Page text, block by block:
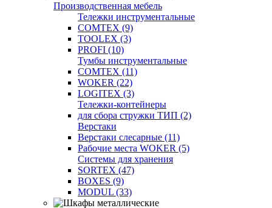
Производственная мебель
Тележки инструментальные
COMTEX (9)
TOOLEX (3)
PROFI (10)
Тумбы инструментальные
COMTEX (11)
WOKER (22)
LOGITEX (3)
Тележки-контейнеры
для сбора стружки ТИП (2)
Верстаки
Верстаки слесарные (11)
Рабочие места WOKER (5)
Системы для хранения
SORTEX (47)
BOXES (9)
MODUL (33)